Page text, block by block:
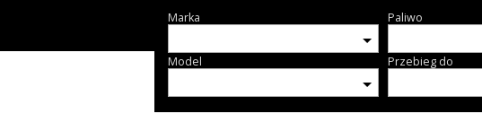
Marka Paliwo
Model Przebieg do